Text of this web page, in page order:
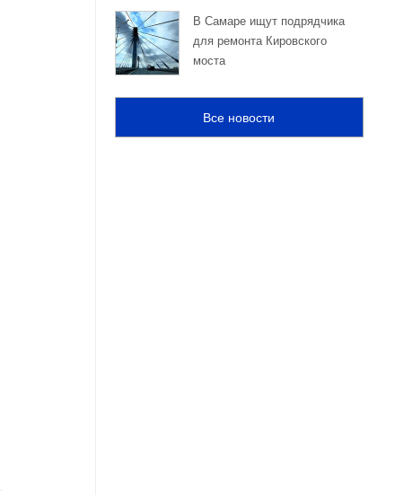
В Самаре ищут подрядчика
для ремонта Кировского
моста
Все новости